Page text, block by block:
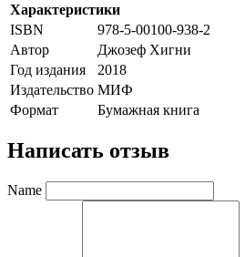
Характеристики
ISBN
978-5-00100-938-2
Автор
Джозеф Хигни
Год издания
2018
Издательство МИФ
Формат
Бумажная книга
Написать отзыв
Name